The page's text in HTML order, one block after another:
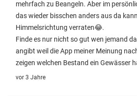
mehrfach zu Beangeln. Aber im
das wieder bisschen anders aus da
Himmelsrichtung verraten😂.
Finde es nur nicht so gut wen jemand
angibt weil die App meiner Meinung
zeigen welchen Bestand ein Gewässer
vor 3 Jahre